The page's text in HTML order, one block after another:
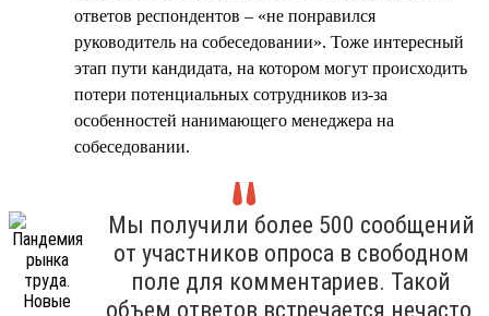
ответов респондентов – «не понравился
руководитель на собеседовании». Тоже интересный
этап пути кандидата, на котором могут происходить
потери потенциальных сотрудников из-за
особенностей нанимающего менеджера на
собеседовании.
Мы получили более 500 сообщений
от участников опроса в свободном
поле для комментариев. Такой
объем ответов встречается нечасто,